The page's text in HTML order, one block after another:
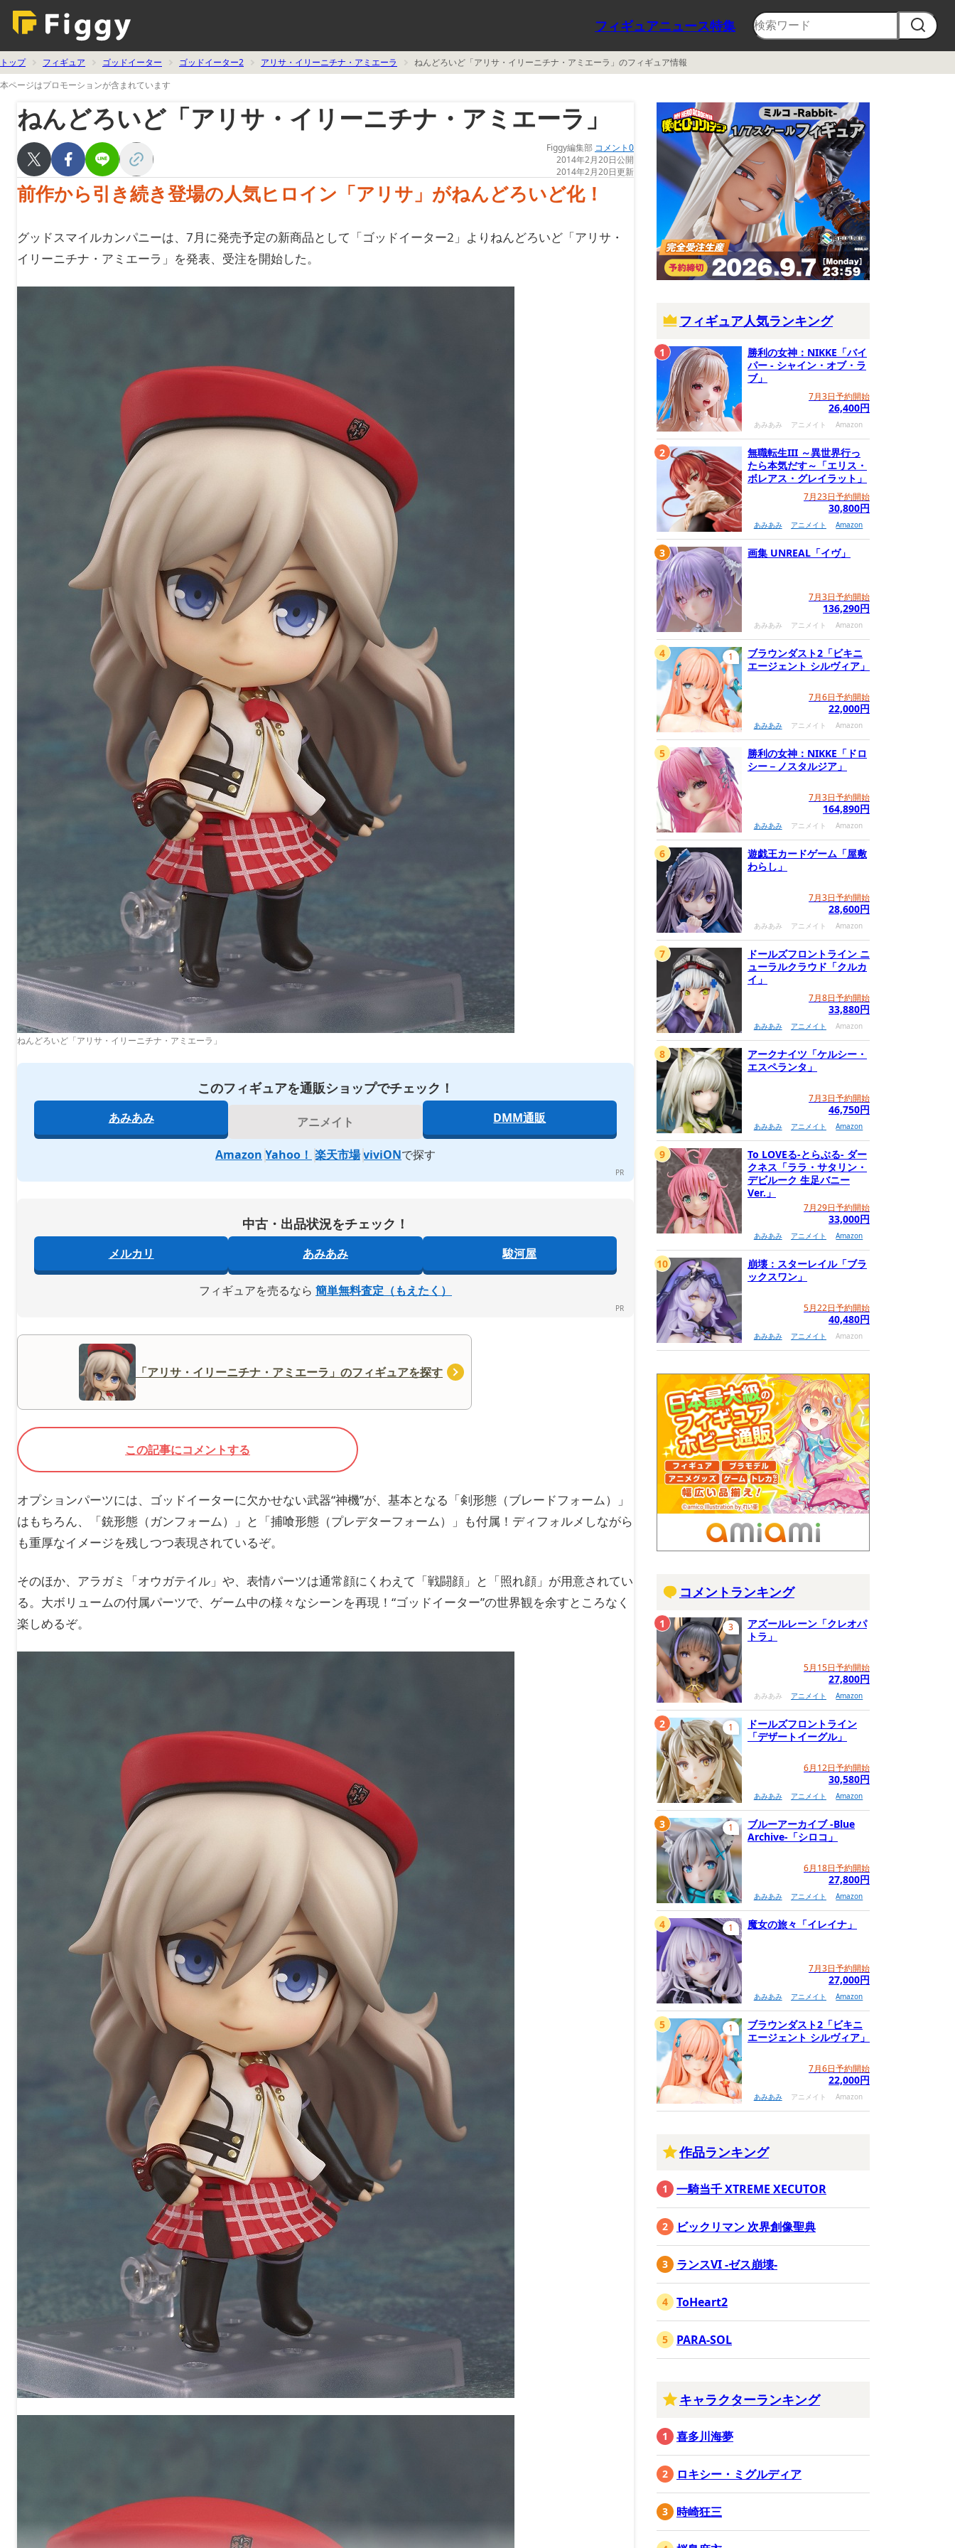
フィギュアニュース特集
トップ フィギュア ゴッドイーター ゴッドイーター2 アリサ・イリーニチナ・アミエーラ
ねんどろいど「アリサ・イリーニチナ・アミエーラ」のフィギュア情報
本ページはプロモーションが含まれています
ねんどろいど「アリサ・イリーニチナ・アミエーラ」
Figgy編集部 コメント0
2014年2月20日公開
2014年2月20日更新
前作から引き続き登場の人気ヒロイン「アリサ」がねんどろいど化！
グッドスマイルカンパニーは、7月に発売予定の新商品として「ゴッドイーター2」よりねんどろいど「アリサ・
イリーニチナ・アミエーラ」を発表、受注を開始した。
ねんどろいど「アリサ・イリーニチナ・アミエーラ」
このフィギュアを通販ショップでチェック！
あみあみ アニメイト DMM通販
Amazon Yahoo！ 楽天市場 viviONで探す
中古・出品状況をチェック！
メルカリ あみあみ 駿河屋
フィギュアを売るなら 簡単無料査定（もえたく）
「アリサ・イリーニチナ・アミエーラ」のフィギュアを探す
この記事にコメントする
オプションパーツには、ゴッドイーターに欠かせない武器“神機”が、基本となる「剣形態（ブレードフォーム）」
はもちろん、「銃形態（ガンフォーム）」と「捕喰形態（プレデターフォーム）」も付属！ディフォルメしながら
も重厚なイメージを残しつつ表現されているぞ。
そのほか、アラガミ「オウガテイル」や、表情パーツは通常顔にくわえて「戦闘顔」と「照れ顔」が用意されてい
る。大ボリュームの付属パーツで、ゲーム中の様々なシーンを再現！“ゴッドイーター”の世界観を余すところなく
楽しめるぞ。
フィギュア人気ランキング
勝利の女神：NIKKE「バイ
パー - シャイン・オブ・ラ
ブ」
7月3日予約開始
26,400円
あみあみ アニメイト Amazon
1
無職転生III ～異世界行っ
たら本気だす～「エリス・
ボレアス・グレイラット」
7月23日予約開始
30,800円
あみあみ アニメイト Amazon
2
画集 UNREAL「イヴ」
7月3日予約開始
136,290円
あみあみ アニメイト Amazon
3
ブラウンダスト2「ビキニ
エージェント シルヴィア」
7月6日予約開始
22,000円
あみあみ アニメイト Amazon
1
4
勝利の女神：NIKKE「ドロ
シー－ノスタルジア」
7月3日予約開始
164,890円
あみあみ アニメイト Amazon
5
遊戯王カードゲーム「屋敷
わらし」
7月3日予約開始
28,600円
あみあみ アニメイト Amazon
6
ドールズフロントライン ニ
ューラルクラウド「クルカ
イ」
7月8日予約開始
33,880円
あみあみ アニメイト Amazon
7
アークナイツ「ケルシー・
エスペランタ」
7月3日予約開始
46,750円
あみあみ アニメイト Amazon
8
To LOVEる-とらぶる- ダー
クネス「ララ・サタリン・
デビルーク 生足バニー
Ver.」
7月29日予約開始
33,000円
あみあみ アニメイト Amazon
9
崩壊：スターレイル「ブラ
ックスワン」
5月22日予約開始
40,480円
あみあみ アニメイト Amazon
10
コメントランキング
アズールレーン「クレオパ
トラ」
5月15日予約開始
27,800円
あみあみ アニメイト Amazon
3
1
ドールズフロントライン
「デザートイーグル」
6月12日予約開始
30,580円
あみあみ アニメイト Amazon
1
2
ブルーアーカイブ -Blue
Archive-「シロコ」
6月18日予約開始
27,800円
あみあみ アニメイト Amazon
1
3
魔女の旅々「イレイナ」
7月3日予約開始
27,000円
あみあみ アニメイト Amazon
1
4
ブラウンダスト2「ビキニ
エージェント シルヴィア」
7月6日予約開始
22,000円
あみあみ アニメイト Amazon
1
5
作品ランキング
一騎当千 XTREME XECUTOR
ビックリマン 次界創像聖典
ランスVI -ゼス崩壊-
ToHeart2
PARA-SOL
キャラクターランキング
喜多川海夢
ロキシー・ミグルディア
時崎狂三